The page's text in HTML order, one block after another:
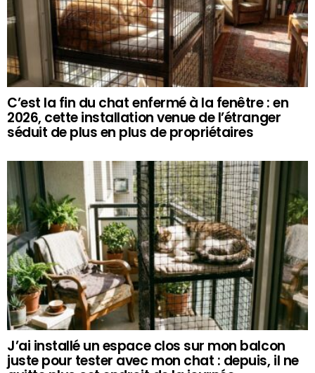
C’est la fin du chat enfermé à la fenêtre : en
2026, cette installation venue de l’étranger
séduit de plus en plus de propriétaires
J’ai installé un espace clos sur mon balcon
juste pour tester avec mon chat : depuis, il ne